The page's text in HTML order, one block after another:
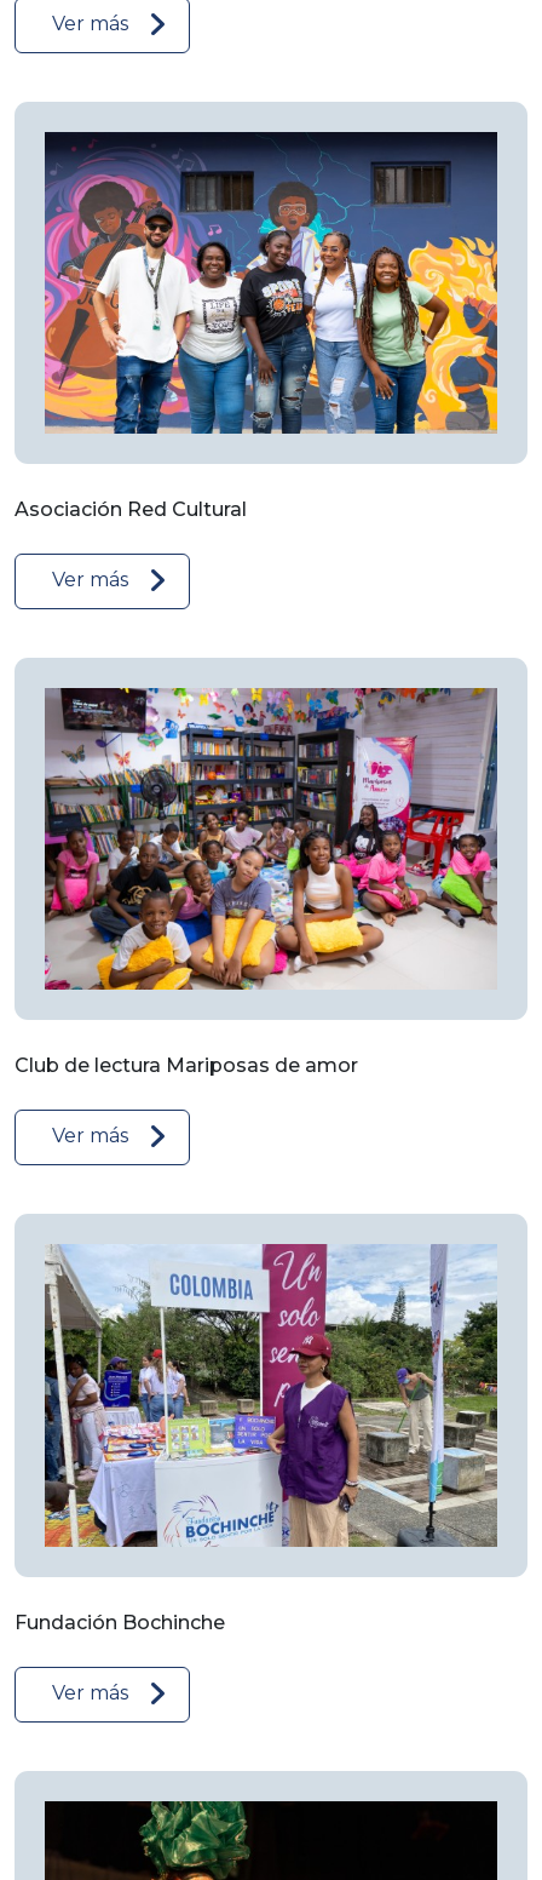
Ver más
Asociación Red Cultural
Ver más
Club de lectura Mariposas de amor
Ver más
Fundación Bochinche
Ver más